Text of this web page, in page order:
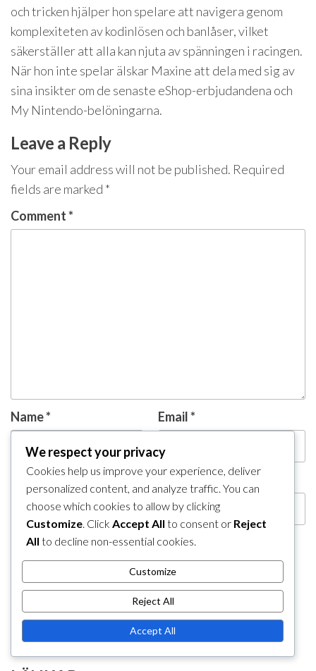
och tricken hjälper hon spelare att navigera genom
komplexiteten av kodinlösen och banlåser, vilket
säkerställer att alla kan njuta av spänningen i racingen.
När hon inte spelar älskar Maxine att dela med sig av
sina insikter om de senaste eShop-erbjudandena och
My Nintendo-belöningarna.
Leave a Reply
Your email address will not be published. Required
fields are marked *
Comment*
Name* Email*
Website
for the next time I comment.
We respect your privacy
Cookies help us improve your experience, deliver
personalized content, and analyze traffic. You can
choose which cookies to allow by clicking
Customize. Click Accept All to consent or Reject
All to decline non-essential cookies.
Customize
Reject All
Accept All